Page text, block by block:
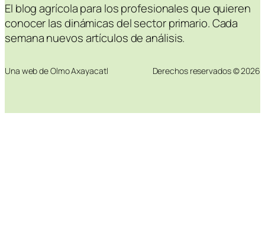
El blog agrícola para los profesionales que quieren
conocer las dinámicas del sector primario. Cada
semana nuevos artículos de análisis.
Una web de Olmo Axayacatl Derechos reservados © 2026